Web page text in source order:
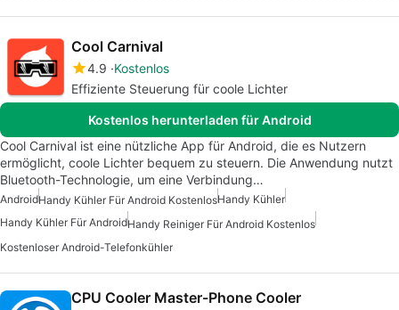
Cool Carnival
4.9 Kostenlos
Effiziente Steuerung für coole Lichter
Kostenlos herunterladen für Android
Cool Carnival ist eine nützliche App für Android, die es Nutzern
ermöglicht, coole Lichter bequem zu steuern. Die Anwendung nutzt
Bluetooth-Technologie, um eine Verbindung…
AndroidHandy Kühler Für Android KostenlosHandy Kühler
Handy Kühler Für AndroidHandy Reiniger Für Android Kostenlos
Kostenloser Android-Telefonkühler
CPU Cooler Master-Phone Cooler